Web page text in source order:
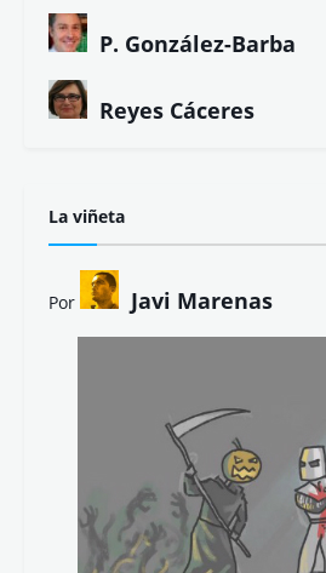
P. González-Barba
Reyes Cáceres
La viñeta
Por Javi Marenas